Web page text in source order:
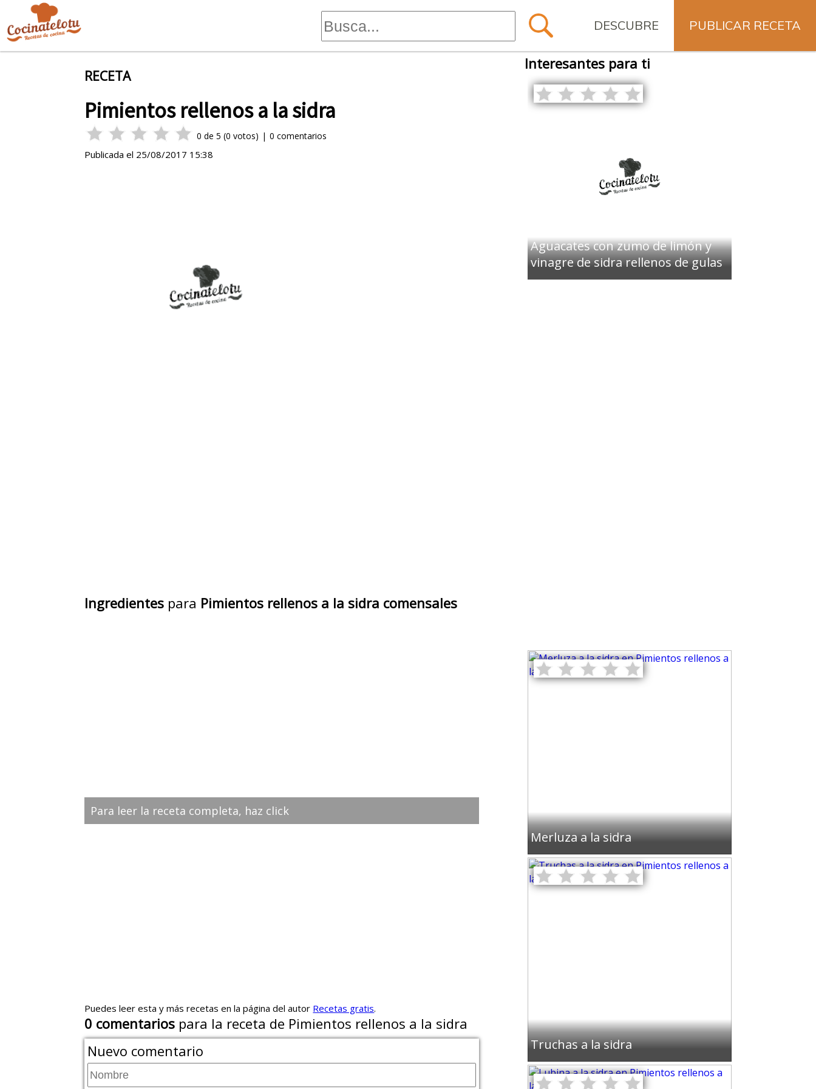
PUBLICAR RECETA
DESCUBRE
RECETA
Pimientos rellenos a la sidra
0 de5 (0 votos) | 0 comentarios
Publicada el 25/08/2017 15:38
Ingredientes para Pimientos rellenos a la sidra comensales
Para leer la receta completa, haz click
Puedes leer esta y más recetas en la página del autor Recetas gratis.
0 comentarios para la receta de Pimientos rellenos a la sidra
Nuevo comentario
Interesantes para ti
Aguacates con zumo de limón y
vinagre de sidra rellenos de gulas
Merluza a la sidra
Truchas a la sidra